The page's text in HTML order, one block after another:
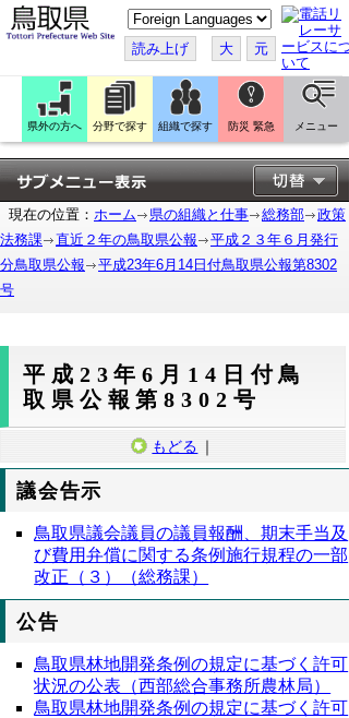
こ
の
ペ
ー
ジ
翻
訳
す
る
読み上げ 大 元
県外の方へ 分野で探す 組織で探す 防災 緊急 メニュー
現在の位置： ホーム 県の組織と仕事 総務部
政策
法務課
直近２年の鳥取県公報
平成２３年６月発行
分鳥取県公報
平成23年6月14日付鳥取県公報第8302
号
平成23年6月14日付鳥
取県公報第8302号
もどる ｜
議会告示
鳥取県議会議員の議員報酬、期末手当及
び費用弁償に関する条例施行規程の一部
改正（３）（総務課）
公告
鳥取県林地開発条例の規定に基づく許可
状況の公表（西部総合事務所農林局）
鳥取県林地開発条例の規定に基づく許可